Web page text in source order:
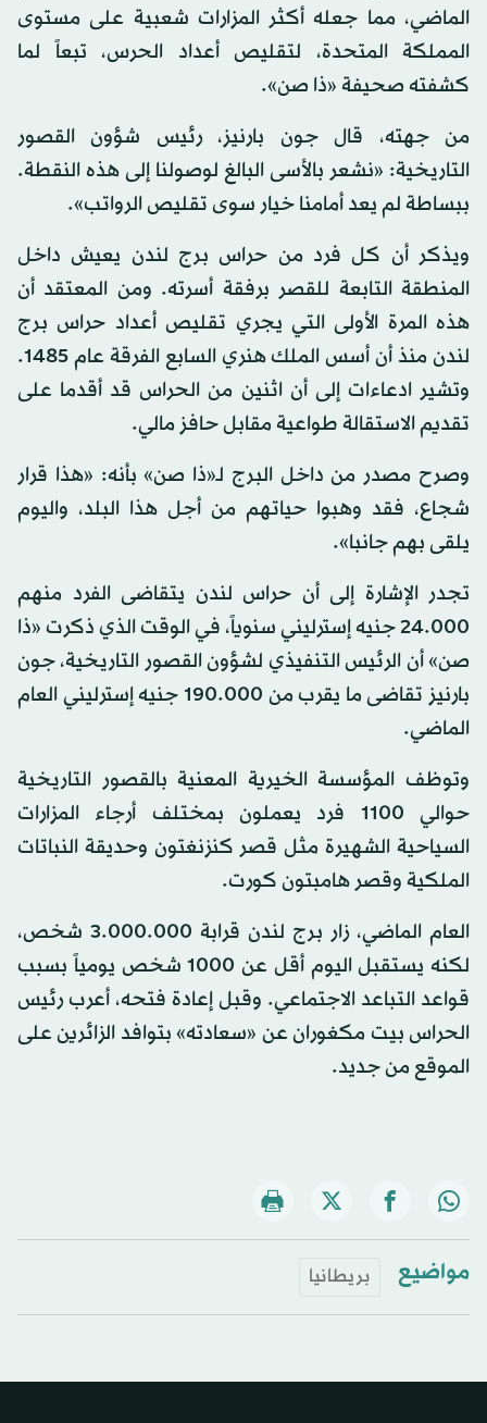
الماضي، مما جعله أكثر المزارات شعبية على مستوى
المملكة المتحدة، لتقليص أعداد الحرس، تبعاً لما
كشفته صحيفة «ذا صن».
من جهته، قال جون بارنيز، رئيس شؤون القصور
التاريخية: «نشعر بالأسى البالغ لوصولنا إلى هذه النقطة.
ببساطة لم يعد أمامنا خيار سوى تقليص الرواتب».
ويذكر أن كل فرد من حراس برج لندن يعيش داخل
المنطقة التابعة للقصر برفقة أسرته. ومن المعتقد أن
هذه المرة الأولى التي يجري تقليص أعداد حراس برج
لندن منذ أن أسس الملك هنري السابع الفرقة عام 1485.
وتشير ادعاءات إلى أن اثنين من الحراس قد أقدما على
تقديم الاستقالة طواعية مقابل حافز مالي.
وصرح مصدر من داخل البرج لـ«ذا صن» بأنه: «هذا قرار
شجاع، فقد وهبوا حياتهم من أجل هذا البلد، واليوم
يلقى بهم جانبا».
تجدر الإشارة إلى أن حراس لندن يتقاضى الفرد منهم
24.000 جنيه إسترليني سنوياً، في الوقت الذي ذكرت «ذا
صن» أن الرئيس التنفيذي لشؤون القصور التاريخية، جون
بارنيز تقاضى ما يقرب من 190.000 جنيه إسترليني العام
الماضي.
وتوظف المؤسسة الخيرية المعنية بالقصور التاريخية
حوالي 1100 فرد يعملون بمختلف أرجاء المزارات
السياحية الشهيرة مثل قصر كنزنغتون وحديقة النباتات
الملكية وقصر هامبتون كورت.
العام الماضي، زار برج لندن قرابة 3.000.000 شخص،
لكنه يستقبل اليوم أقل عن 1000 شخص يومياً بسبب
قواعد التباعد الاجتماعي. وقبل إعادة فتحه، أعرب رئيس
الحراس بيت مكغوران عن «سعادته» بتوافد الزائرين على
الموقع من جديد.
مواضيع بريطانيا